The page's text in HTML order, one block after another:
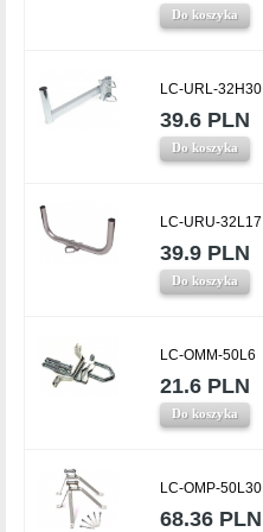
Do koszyka
LC-URL-32H30
39.6 PLN
Do koszyka
LC-URU-32L17
39.9 PLN
Do koszyka
LC-OMM-50L6
21.6 PLN
Do koszyka
LC-OMP-50L30
68.36 PLN